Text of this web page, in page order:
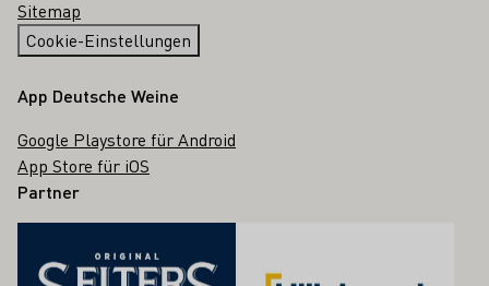
Sitemap
Cookie-Einstellungen
App Deutsche Weine
Google Playstore für Android
App Store für iOS
Partner